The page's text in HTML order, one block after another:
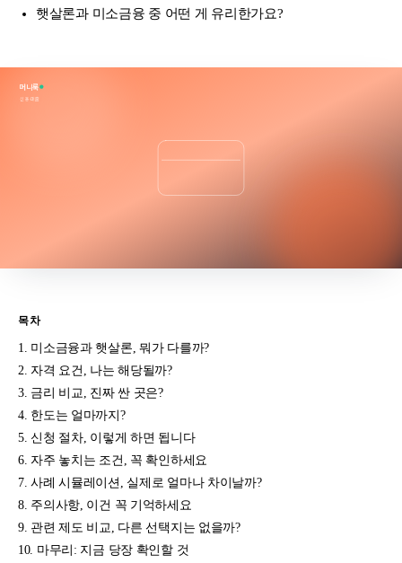
햇살론과 미소금융 중 어떤 게 유리한가요?
머니룩
신용·대출
목차
미소금융과 햇살론, 뭐가 다를까?
자격 요건, 나는 해당될까?
금리 비교, 진짜 싼 곳은?
한도는 얼마까지?
신청 절차, 이렇게 하면 됩니다
자주 놓치는 조건, 꼭 확인하세요
사례 시뮬레이션, 실제로 얼마나 차이날까?
주의사항, 이건 꼭 기억하세요
관련 제도 비교, 다른 선택지는 없을까?
마무리: 지금 당장 확인할 것